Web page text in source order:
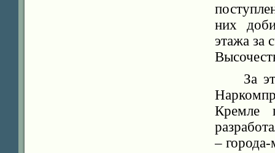
них
этажа за
За
Кремле
–